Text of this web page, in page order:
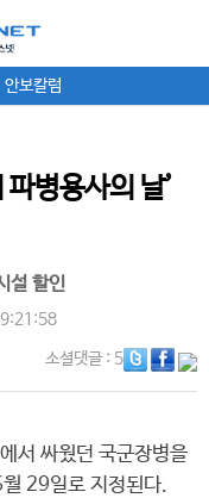
안보칼럼
병용사의 날’
설 할인
소셜댓글: 5
서 싸웠던 국군장병을
월 29일로 지정된다.